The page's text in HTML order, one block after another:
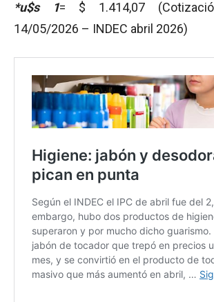
*u$s 1= $ 1.414,07
14/05/2026 – INDEC abril 2026)